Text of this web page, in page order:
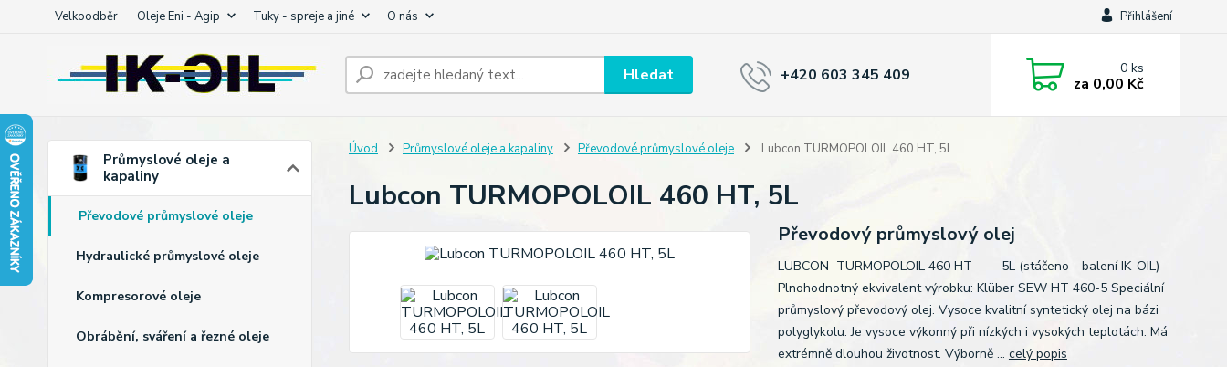
Velkoodběr Oleje Eni - Agip Tuky - spreje a jiné O nás Přihlášení
Hledat +420 603 345 409 0ks
za 0,00 Kč
Průmyslové oleje a
kapaliny
Převodové průmyslové oleje
Hydraulické průmyslové oleje
Kompresorové oleje
Obrábění, sváření a řezné oleje
Úvod Průmyslové oleje a kapaliny Převodové průmyslové oleje Lubcon TURMOPOLOIL 460 HT, 5L
Lubcon TURMOPOLOIL 460 HT, 5L
Převodový průmyslový olej
LUBCON TURMOPOLOIL 460 HT 5L (stáčeno - balení IK-OIL)
Plnohodnotný ekvivalent výrobku: Klüber SEW HT 460-5 Speciální
průmyslový převodový olej. Vysoce kvalitní syntetický olej na bázi
polyglykolu. Je vysoce výkonný při nízkých i vysokých teplotách. Má
extrémně dlouhou životnost. Výborně ... celý popis